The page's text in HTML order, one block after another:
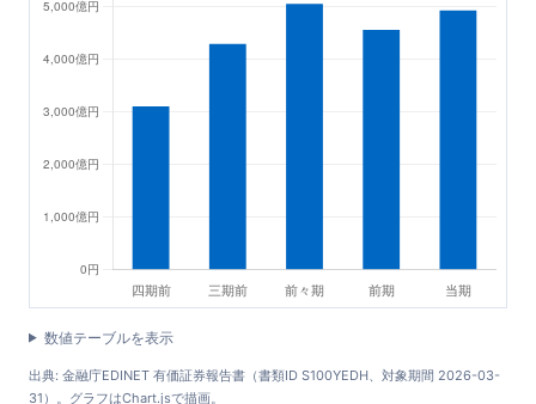
数値テーブルを表示
出典: 金融庁EDINET 有価証券報告書（書類ID S100YEDH、対象期間 2026-03-
31）。グラフはChart.jsで描画。